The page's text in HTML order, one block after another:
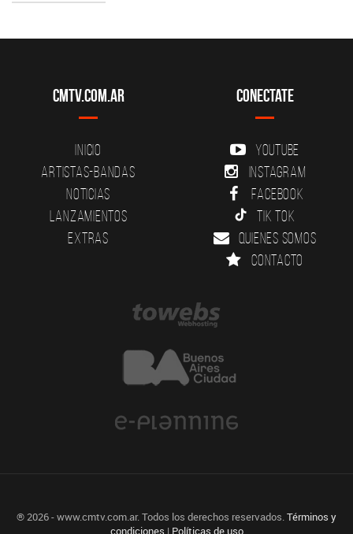
CMTV.com.ar
Inicio
Artistas-Bandas
Noticias
Lanzamientos
Extras
Conectate
YouTube
Instagram
Facebook
Tik Tok
Quienes somos
Contacto
® 2026 - www.cmtv.com.ar. Todos los derechos reservados.Términos y
condiciones | Políticas de uso